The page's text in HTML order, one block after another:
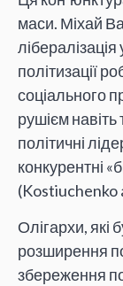
маси. Міхай
політизації
соціального
рушієм навіть
політичні
конкурентні
(Kostiuchenko
Олігархи, які
розширення
збереження